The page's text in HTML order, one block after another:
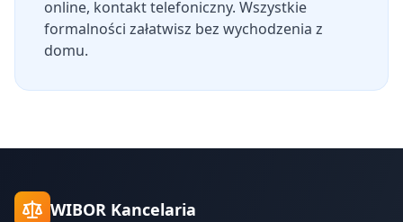
online, kontakt telefoniczny. Wszystkie
formalności załatwisz bez wychodzenia z
domu.
WIBOR Kancelaria